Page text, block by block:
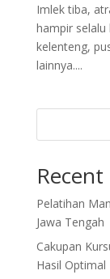
Imlek tiba,
hampir selalu
kelenteng,
lainnya....
Pelatihan
Jawa Tengah
Cakupan
Hasil Optimal